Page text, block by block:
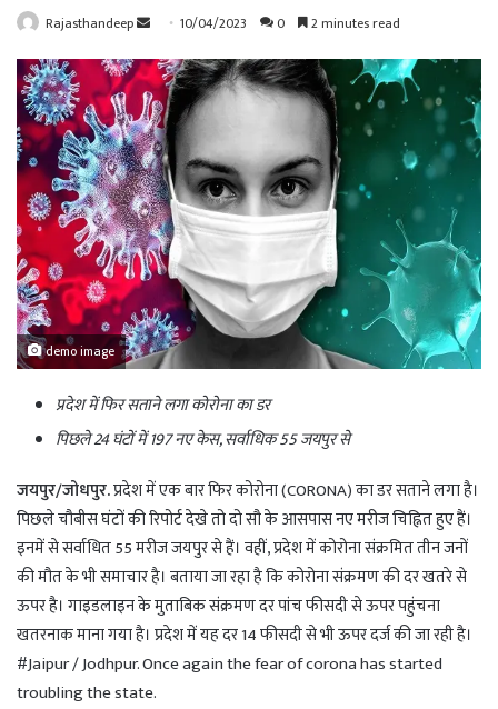
Rajasthandeep
Send
email
10/04/2023 0 2 minutes read
demo image
प्रदेश में फिर सताने लगा कोरोना का डर
पिछले 24 घंटों में 197 नए केस, सर्वाधिक 55 जयपुर से
जयपुर/जोधपुर.प्रदेश में एक बार फिर कोरोना (CORONA) का डर सताने लगा है।
पिछले चौबीस घंटों की रिपोर्ट देखे तो दो सौ के आसपास नए मरीज चिह्नित हुए हैं।
इनमें से सर्वाधित 55 मरीज जयपुर से हैं। वहीं, प्रदेश में कोरोना संक्रमित तीन जनों
की मौत के भी समाचार है। बताया जा रहा है कि कोरोना संक्रमण की दर खतरे से
ऊपर है। गाइडलाइन के मुताबिक संक्रमण दर पांच फीसदी से ऊपर पहुंचना
खतरनाक माना गया है। प्रदेश में यह दर 14 फीसदी से भी ऊपर दर्ज की जा रही है।
#Jaipur / Jodhpur. Once again the fear of corona has started
troubling the state.